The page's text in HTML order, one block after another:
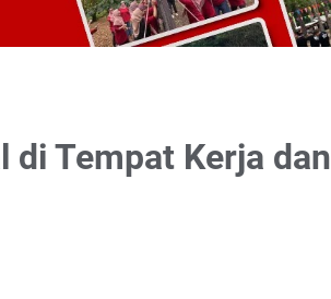
di Tempat Kerja dan